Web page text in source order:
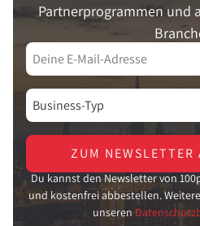
Partnerprogrammen und
ZUM NEWSLETTER
Du kannst den Newsletter von
und kostenfrei abbestellen.
unseren